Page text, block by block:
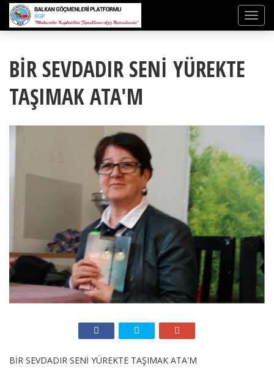
BİR SEVDADIR SENİ YÜREKTE
TAŞIMAK ATA'M
BİR SEVDADIR SENİ YÜREKTE TAŞIMAK ATA'M